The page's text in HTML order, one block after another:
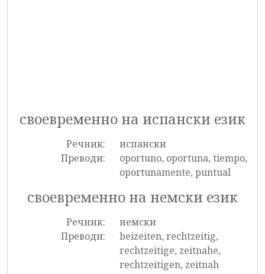
своевременно на испански език
Речник:
испански
Преводи:
oportuno, oportuna, tiempo,
oportunamente, puntual
своевременно на немски език
Речник:
немски
Преводи:
beizeiten, rechtzeitig,
rechtzeitige, zeitnahe,
rechtzeitigen, zeitnah